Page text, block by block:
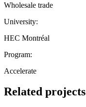
Wholesale trade
University:
HEC Montréal
Program:
Accelerate
Related projects